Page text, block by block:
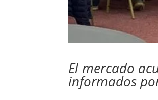
El mercado
informados